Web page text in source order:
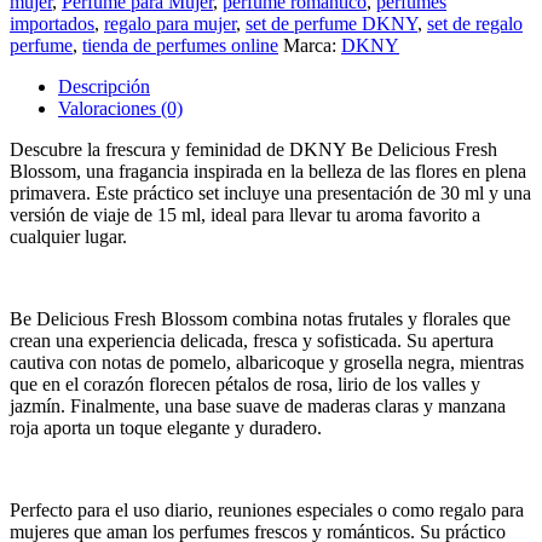
importados, regalo para mujer, set de perfume DKNY, set de regalo
perfume, tienda de perfumes online Marca: DKNY
Descripción
Valoraciones (0)
Descubre la frescura y feminidad de DKNY Be Delicious Fresh
Blossom, una fragancia inspirada en la belleza de las flores en plena
primavera. Este práctico set incluye una presentación de 30 ml y una
versión de viaje de 15 ml, ideal para llevar tu aroma favorito a
cualquier lugar.
Be Delicious Fresh Blossom combina notas frutales y florales que
crean una experiencia delicada, fresca y sofisticada. Su apertura
cautiva con notas de pomelo, albaricoque y grosella negra, mientras
que en el corazón florecen pétalos de rosa, lirio de los valles y
jazmín. Finalmente, una base suave de maderas claras y manzana
roja aporta un toque elegante y duradero.
Perfecto para el uso diario, reuniones especiales o como regalo para
mujeres que aman los perfumes frescos y románticos. Su práctico